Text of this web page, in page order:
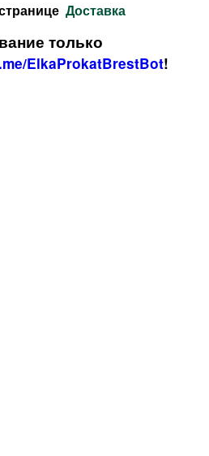
Доставка
только
ElkaProkatBrestBot!